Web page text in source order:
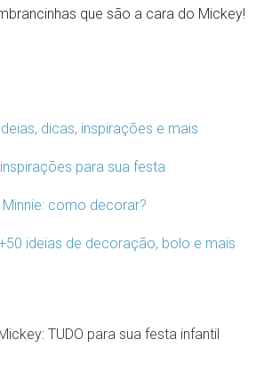
que são a cara do Mickey!
dicas, inspirações e mais
para sua festa
como decorar?
ideias de decoração, bolo e mais
TUDO para sua festa infantil